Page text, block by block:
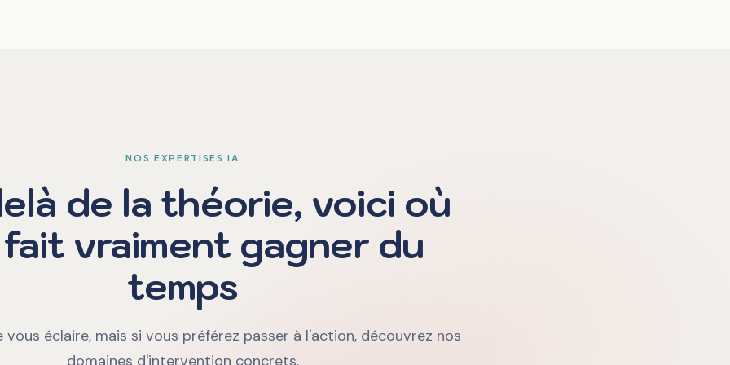
NOS EXPERTISES IA
de la théorie, voici où
vraiment gagner du
temps
vous éclaire, mais si vous préférez passer à l'action, découvrez nos
domaines d'intervention concrets.